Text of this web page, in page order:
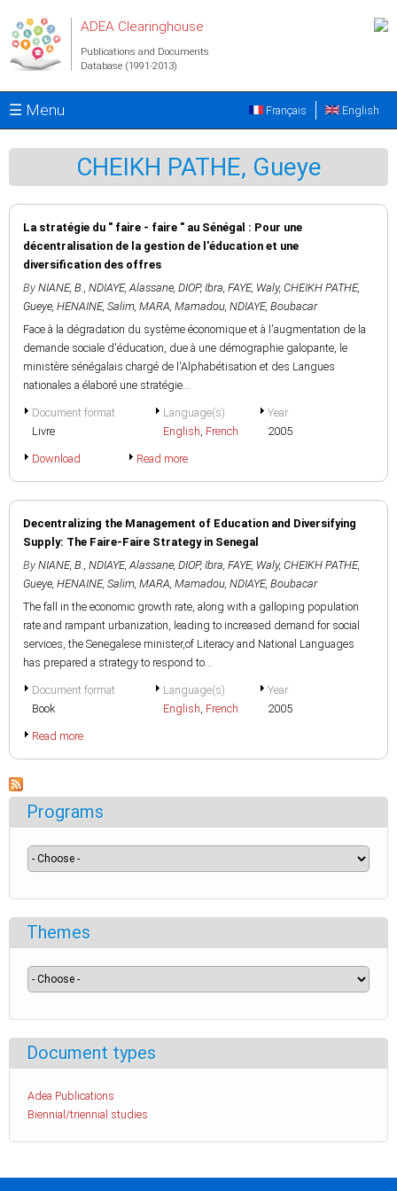
ADEA Clearinghouse
Publications and Documents
Database (1991-2013)
☰ Menu English
Français
CHEIKH PATHE, Gueye
La stratégie du " faire - faire " au Sénégal : Pour une
décentralisation de la gestion de l'éducation et une
diversification des offres
By NIANE, B., NDIAYE, Alassane, DIOP, Ibra, FAYE, Waly, CHEIKH PATHE,
Gueye, HENAINE, Salim, MARA, Mamadou, NDIAYE, Boubacar
Face à la dégradation du système économique et à l'augmentation de la
demande sociale d'éducation, due à une démographie galopante, le
ministère sénégalais chargé de l'Alphabétisation et des Langues
nationales a élaboré une stratégie...
Document format
Livre
Language(s)
English, French
Year
2005
Download Read more
Decentralizing the Management of Education and Diversifying
Supply: The Faire-Faire Strategy in Senegal
By NIANE, B., NDIAYE, Alassane, DIOP, Ibra, FAYE, Waly, CHEIKH PATHE,
Gueye, HENAINE, Salim, MARA, Mamadou, NDIAYE, Boubacar
The fall in the economic growth rate, along with a galloping population
rate and rampant urbanization, leading to increased demand for social
services, the Senegalese minister,of Literacy and National Languages
has prepared a strategy to respond to...
Document format
Book
Language(s)
English, French
Year
2005
Read more
Programs
Themes
Document types
Adea Publications
Biennial/triennial studies